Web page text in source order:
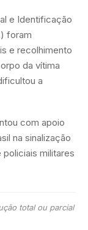
e Identificação
foram
e recolhimento
da vítima
a
com apoio
na sinalização
militares
total ou parcial